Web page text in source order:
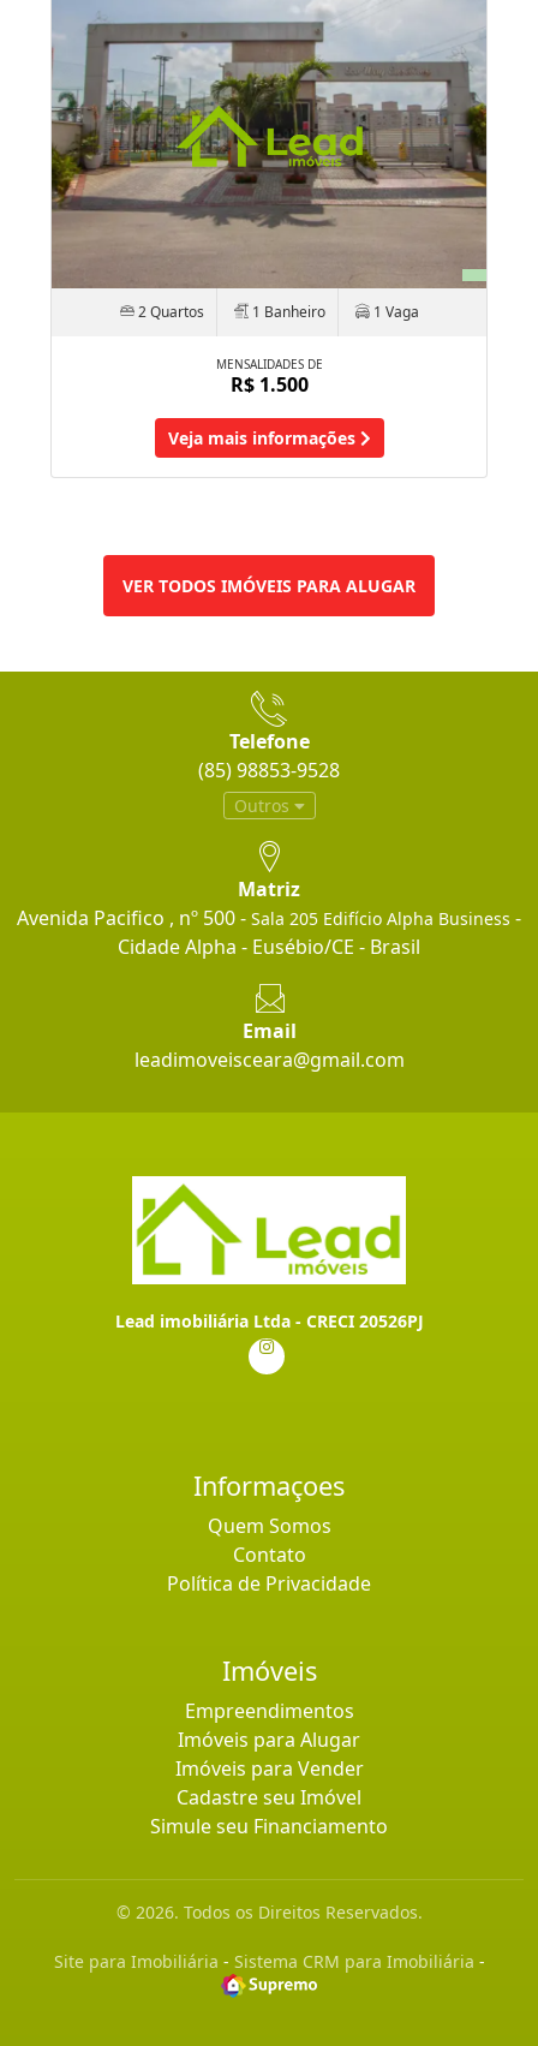
2 Quartos 1 Banheiro 1 Vaga
MENSALIDADES DE
R$ 1.500
Veja mais informações
VER TODOS IMÓVEIS PARA ALUGAR
Telefone
(85) 98853-9528
Outros
Matriz
Avenida Pacifico , nº 500 - Sala 205 Edifício Alpha Business -
Cidade Alpha - Eusébio/CE - Brasil
Email
leadimoveisceara@gmail.com
Lead imobiliária Ltda - CRECI 20526PJ
Informaçoes
Quem Somos
Contato
Política de Privacidade
Imóveis
Empreendimentos
Imóveis para Alugar
Imóveis para Vender
Cadastre seu Imóvel
Simule seu Financiamento
© 2026. Todos os Direitos Reservados.
Site para Imobiliária - Sistema CRM para Imobiliária -